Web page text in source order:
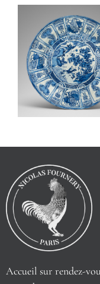
Accueil sur rendez-